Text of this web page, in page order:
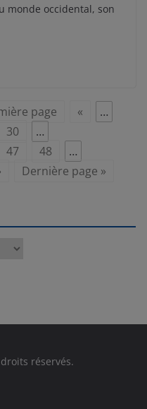
monde occidental, son
page «
…
30
…
47 48
…
Dernière page »
réservés.